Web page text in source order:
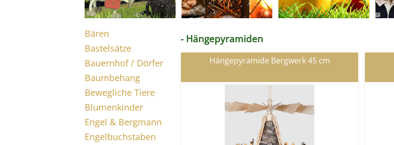
Bären
Bastelsätze
Bauernhof / Dörfer
Baumbehang
Bewegliche Tiere
Blumenkinder
Engel & Bergmann
Engelbuchstaben
- Hängepyramiden
Hängepyramide Bergwerk 45 cm